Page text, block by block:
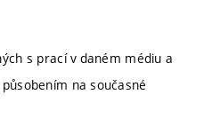
s prací v daném médiu a
na současné